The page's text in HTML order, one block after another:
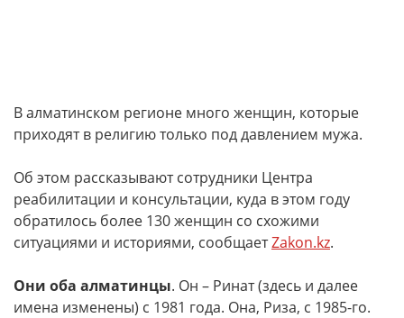
В алматинском регионе много женщин, которые
приходят в религию только под давлением мужа.
Об этом рассказывают сотрудники Центра
реабилитации и консультации, куда в этом году
обратилось более 130 женщин со схожими
ситуациями и историями, сообщаетZakon.kz.
Они оба алматинцы. Он – Ринат (здесь и далее
имена изменены) с 1981 года. Она, Риза, с 1985-го.